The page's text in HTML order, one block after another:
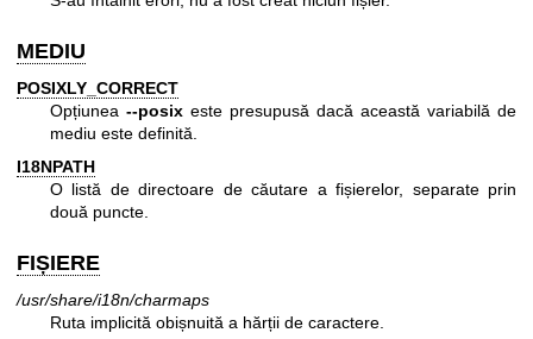
MEDIU
POSIXLY_CORRECT
Opțiunea --posix este presupusă dacă această variabilă de
mediu este definită.
I18NPATH
O listă de directoare de căutare a fișierelor, separate prin
două puncte.
FIȘIERE
/usr/share/i18n/charmaps
Ruta implicită obișnuită a hărții de caractere.